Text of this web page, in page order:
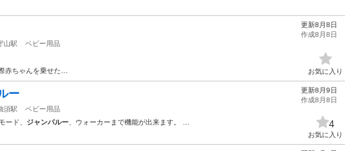
山駅
ベビー用品
赤ちゃんを乗せた…
更新8月8日
作成8月8日
お気に入り
ー
須駅
ベビー用品
ード、 ジャンパルー 、ウォーカーまで機能が出来ます。 …
更新8月9日
作成8月8日
4
お気に入り